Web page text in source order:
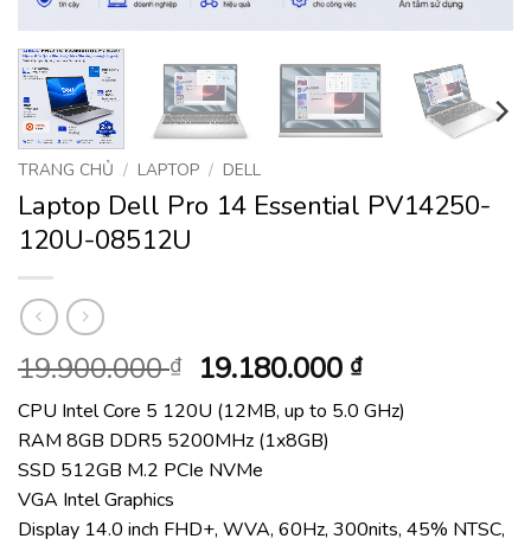
TRANG CHỦ / LAPTOP / DELL
Laptop Dell Pro 14 Essential PV14250-
120U-08512U
19.900.000₫ Giá
gốc
là:
19.900.000 ₫.
19.180.000 ₫Giá
hiện
tại
CPU Intel Core 5 120U (12MB, up to 5.0 GHz)
RAM 8GB DDR5 5200MHz (1x8GB)
SSD 512GB M.2 PCIe NVMe
VGA Intel Graphics
Display 14.0 inch FHD+, WVA, 60Hz, 300nits, 45% NTSC,